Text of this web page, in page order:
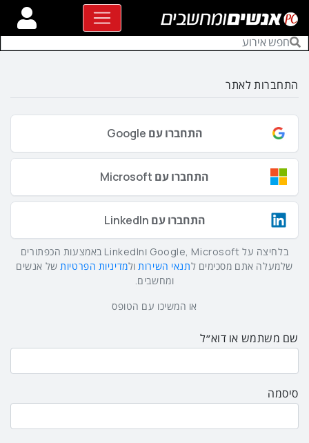
התחברות לאתר
התחברו עם Google
התחברו עם Microsoft
התחברו עם LinkedIn
בלחיצה על Google, Microsoft וLinkedIn באמצעות הכפתורים
שלמעלה אתם מסכימים לתנאי השירותולמדיניות הפרטיותשל אנשים
ומחשבים.
או המשיכו עם הטופס
שם משתמש או דוא״ל
סיסמה